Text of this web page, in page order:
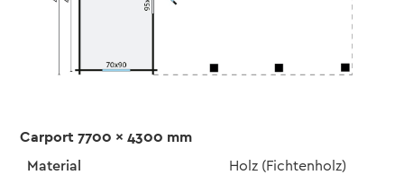
Carport 7700 x 4300 mm
Material Holz (Fichtenholz)